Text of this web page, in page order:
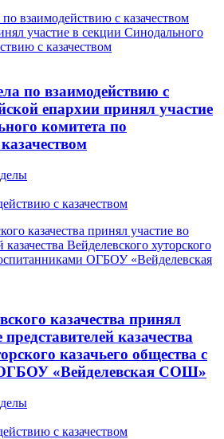
по взаимодействию с
епархии принял участие
комитета по
с казачеством
казачества принял
представителей казачества
казачьего общества с
«Вейделевская СОШ»
с казачеством